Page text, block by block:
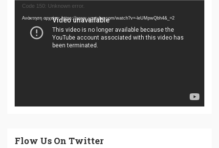
Πρόγραμμα
Αναπαραγωγής
Βίντεο
Code 150: Unknown error.
Ανάκτηση αρχείου: https://www.youtube.com/watch?v=-leUMpwQbh4&_=2
Flow Us On Twitter